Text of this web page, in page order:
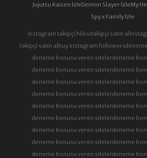
Jujutsu Kaisen İzleDemon Slayer İzleMy
Spy x Family İzle
instagram takipçi hilesitakipçi satın al
takipçi satın albuy instagram followers
deneme bonusu veren sitelerdeneme
deneme bonusu veren sitelerdeneme
deneme bonusu veren sitelerdeneme
deneme bonusu veren sitelerdeneme
deneme bonusu veren sitelerdeneme
deneme bonusu veren sitelerdeneme
deneme bonusu veren sitelerdeneme
deneme bonusu veren sitelerdeneme
deneme bonusu veren sitelerdeneme